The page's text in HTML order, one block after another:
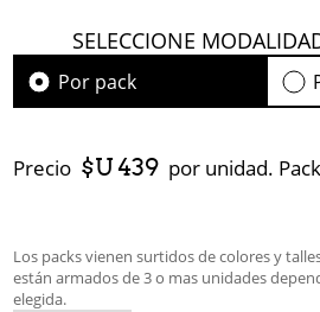
SELECCIONE
Por pack
Precio $U 439 por unidad.
Los packs vienen surtidos de colores y
están armados de 3 o mas unidades
elegida.